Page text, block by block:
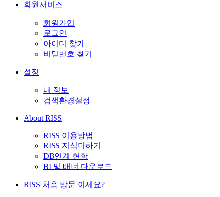
회원서비스
회원가입
로그인
아이디 찾기
비밀번호 찾기
설정
내 정보
검색환경설정
About RISS
RISS 이용방법
RISS 지식더하기
DB연계 현황
BI 및 배너 다운로드
RISS 처음 방문 이세요?